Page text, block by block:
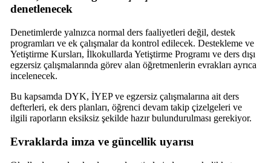
denetlenecek
Denetimlerde yalnızca normal ders faaliyetleri değil, destek
programları ve ek çalışmalar da kontrol edilecek. Destekleme ve
Yetiştirme Kursları, İlkokullarda Yetiştirme Programı ve ders dışı
egzersiz çalışmalarında görev alan öğretmenlerin evrakları ayrıca
incelenecek.
Bu kapsamda DYK, İYEP ve egzersiz çalışmalarına ait ders
defterleri, ek ders planları, öğrenci devam takip çizelgeleri ve
ilgili raporların eksiksiz şekilde hazır bulundurulması gerekiyor.
Evraklarda imza ve güncellik uyarısı